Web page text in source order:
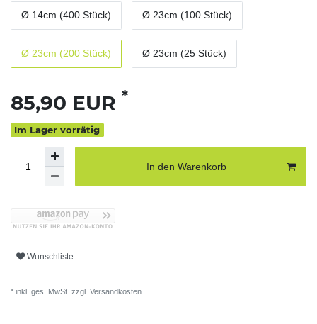
Ø 14cm (400 Stück) Ø 23cm (100 Stück)
Ø 23cm (200 Stück) Ø 23cm (25 Stück)
85,90 EUR *
Im Lager vorrätig
In den Warenkorb
Wunschliste
* inkl. ges. MwSt. zzgl. Versandkosten